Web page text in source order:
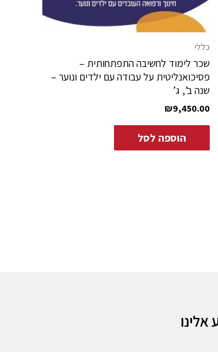
כללי
שכר לימוד לחשיבה התפתחותית –
פסיכואנליטית על עבודה עם ילדים ונוער –
שנה ב’, ג’
₪9,450.00
הוספה לסל
אלינו